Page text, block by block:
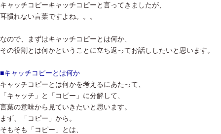
キャッチコピーキャッチコピーと言ってきましたが、
耳慣れない言葉ですよね。。。
なので、まずはキャッチコピーとは何か、
その役割とは何かということに立ち返ってお話ししたいと思います。
■キャッチコピーとは何か
キャッチコピーとは何かを考えるにあたって、
「キャッチ」と「コピー」に分解して、
言葉の意味から見ていきたいと思います。
まず、「コピー」から。
そもそも「コピー」とは、